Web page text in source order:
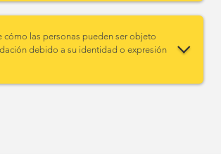
cómo las personas pueden ser objeto
debido a su identidad o expresión